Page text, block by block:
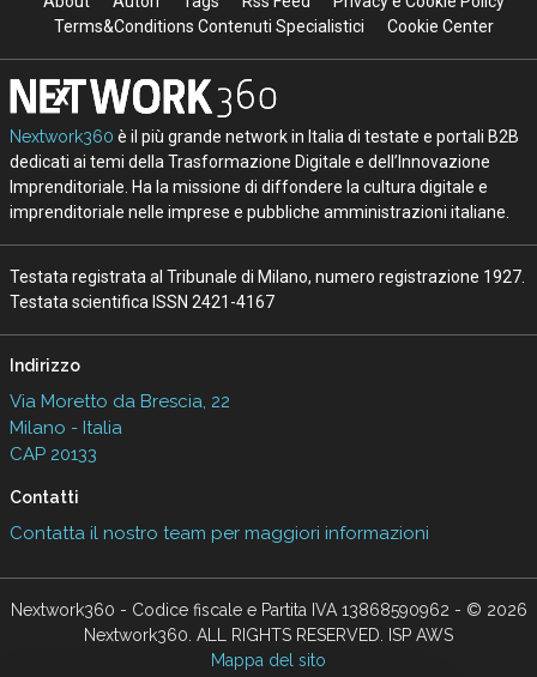
Terms&Conditions Contenuti Specialistici
Cookie Center
Nextwork360 è il più grande network in Italia di testate e portali B2B
dedicati ai temi della Trasformazione Digitale e dell’Innovazione
Imprenditoriale. Ha la missione di diffondere la cultura digitale e
imprenditoriale nelle imprese e pubbliche amministrazioni italiane.
Testata registrata al Tribunale di Milano, numero registrazione 1927.
Testata scientifica ISSN 2421-4167
Indirizzo
Via Moretto da Brescia, 22
Milano - Italia
CAP 20133
Contatti
Contatta il nostro team per maggiori informazioni
Nextwork360 - Codice fiscale e Partita IVA 13868590962 - © 2026
Nextwork360. ALL RIGHTS RESERVED. ISP AWS
Mappa del sito